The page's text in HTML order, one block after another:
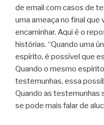
de email com casos de
uma ameaça no final
encaminhar. Aqui é o
histórias. “Quando uma
espírito, é possível que
Quando o mesmo
testemunhas, essa
Quando as testemunhas
se pode mais falar de